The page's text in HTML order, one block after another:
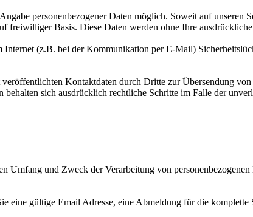
personenbezogener Daten möglich. Soweit auf
freiwilliger Basis. Diese Daten werden ohne Ihre
Internet (z.B. bei der Kommunikation per E-Mail)
Kontaktdaten durch Dritte zur Übersendung
sich ausdrücklich rechtliche Schritte im Falle der
Umfang und Zweck der Verarbeitung von
eine gültige Email Adresse, eine Abmeldung für die komplette